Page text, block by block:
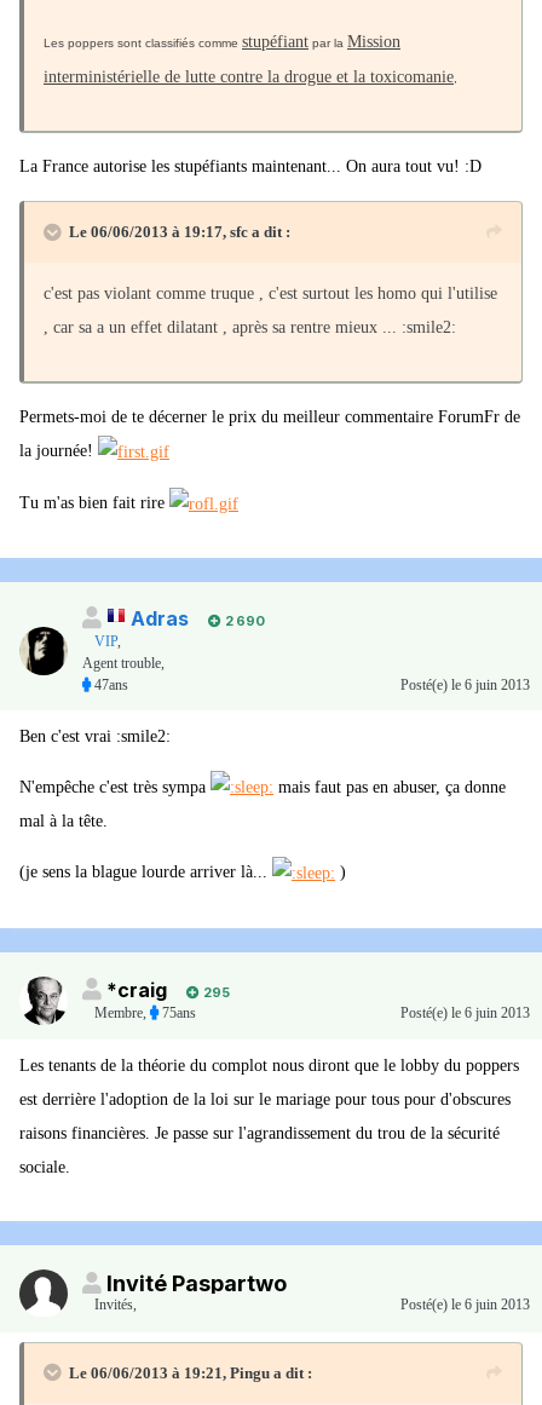
Les poppers sont classifiés comme stupéfiant par la Mission
interministérielle de lutte contre la drogue et la toxicomanie,
La France autorise les stupéfiants maintenant... On aura tout vu! :D
Le 06/06/2013 à 19:17, sfc a dit :
c'est pas violant comme truque , c'est surtout les homo qui l'utilise
, car sa a un effet dilatant , après sa rentre mieux ... :smile2:
Permets-moi de te décerner le prix du meilleur commentaire ForumFr de
la journée!
Tu m'as bien fait rire
Adras
2 690
VIP,
Agent trouble,
47ans
Posté(e) le 6 juin 2013
Ben c'est vrai :smile2:
N'empêche c'est très sympa
mais faut pas en abuser, ça donne
mal à la tête.
(je sens la blague lourde arriver là... )
*craig
295
Membre
75ans Posté(e) le 6 juin 2013
Les tenants de la théorie du complot nous diront que le lobby du poppers
est derrière l'adoption de la loi sur le mariage pour tous pour d'obscures
raisons financières. Je passe sur l'agrandissement du trou de la sécurité
sociale.
Invité Paspartwo
Invités Posté(e) le 6 juin 2013
Le 06/06/2013 à 19:21, Pingu a dit :